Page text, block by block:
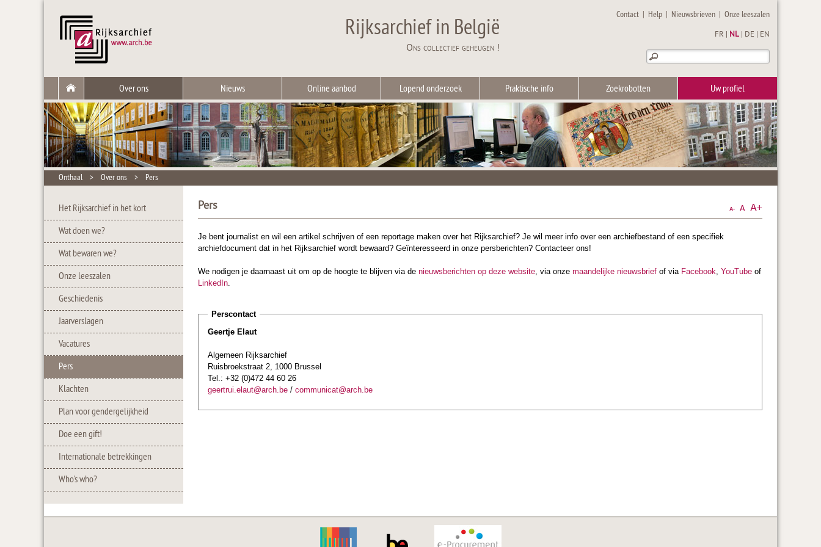
Rijksarchief in België
Ons collectief geheugen !
Contact | Help | Nieuwsbrieven |Onze leeszalen
FR NL DE EN
Over ons Nieuws Online aanbod Lopend onderzoek Praktische info Zoekrobotten Uw profiel
Onthaal > Over ons > Pers
Het Rijksarchief in het kort
Wat doen we?
Wat bewaren we?
Onze leeszalen
Geschiedenis
Jaarverslagen
Vacatures
Pers
Klachten
Plan voor gendergelijkheid
Doe een gift!
Internationale betrekkingen
Who's who?
Pers
Je bent journalist en wil een artikel schrijven of een reportage maken over het Rijksarchief? Je wil meer info over een archiefbestand of een specifiek
archiefdocument dat in het Rijksarchief wordt bewaard? Geïnteresseerd in onze persberichten? Contacteer ons!
We nodigen je daarnaast uit om op de hoogte te blijven via de nieuwsberichten op deze website, via onze maandelijke nieuwsbrief of via Facebook, YouTube of
LinkedIn.
Perscontact
Geertje Elaut
Algemeen Rijksarchief
Ruisbroekstraat 2, 1000 Brussel
Tel.: +32 (0)472 44 60 26
geertrui.elaut@arch.be / communicat@arch.be